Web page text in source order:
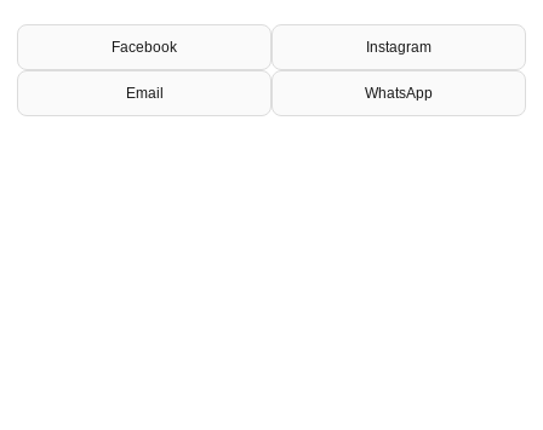
Facebook Instagram
Email WhatsApp